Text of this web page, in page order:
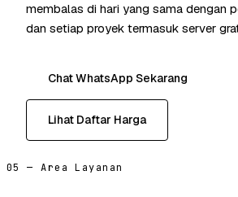
membalas di hari yang sama dengan
dan setiap proyek termasuk server
Chat WhatsApp Sekarang
Lihat Daftar Harga
05 — Area Layanan